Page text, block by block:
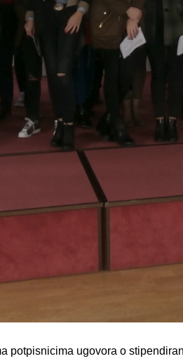
potpisnicima ugovora o